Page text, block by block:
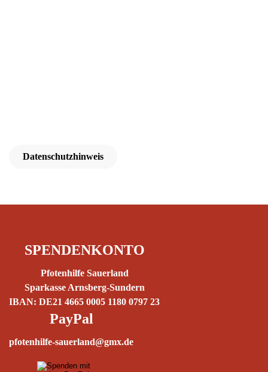
Datenschutzhinweis
SPENDENKONTO
Pfotenhilfe Sauerland
Sparkasse Arnsberg-Sundern
IBAN: DE21 4665 0005 1180 0797 23
PayPal
pfotenhilfe-sauerland@gmx.de